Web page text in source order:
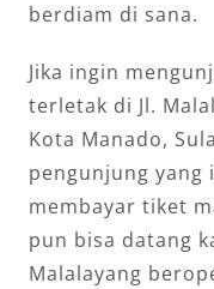
berdiam di sana.
Jika ingin
terletak di Jl.
Kota Manado,
pengunjung yang
membayar tiket
pun bisa datang
Malalayang